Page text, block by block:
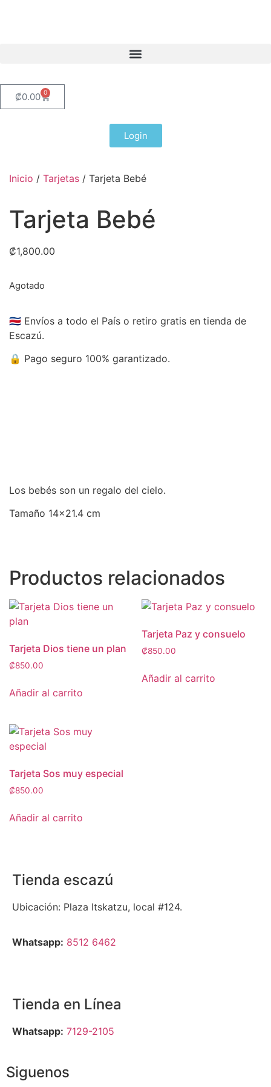
₡0.00 0
Login
Los bebés son un regalo del cielo.
Tamaño 14×21.4 cm
Inicio / Tarjetas / Tarjeta Bebé
Tarjeta Bebé
₡1,800.00
Agotado
🇨🇷 Envíos a todo el País o retiro gratis en tienda de
Escazú.
🔒 Pago seguro 100% garantizado.
Productos relacionados
Tarjeta Dios tiene un plan
₡850.00
Añadir al carrito
Tarjeta Paz y consuelo
₡850.00
Añadir al carrito
Tarjeta Sos muy especial
₡850.00
Añadir al carrito
Tienda escazú
Ubicación: Plaza Itskatzu, local #124.
Whatsapp: 8512 6462
Tienda en Línea
Whatsapp: 7129-2105
Siguenos